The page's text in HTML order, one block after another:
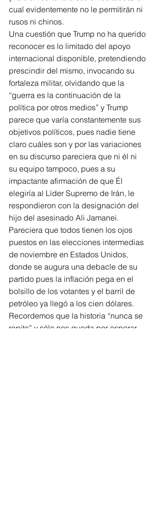
cual evidentemente no le permitirán ni
rusos ni chinos.
Una cuestión que Trump no ha querido
reconocer es lo limitado del apoyo
internacional disponible, pretendiendo
prescindir del mismo, invocando su
fortaleza militar, olvidando que la
“guerra es la continuación de la
política por otros medios” y Trump
parece que varía constantemente sus
objetivos políticos, pues nadie tiene
claro cuáles son y por las variaciones
en su discurso pareciera que ni él ni
su equipo tampoco, pues a su
impactante afirmación de que Él
elegiría al Líder Supremo de Irán, le
respondieron con la designación del
hijo del asesinado Ali Jamanei.
Pareciera que todos tienen los ojos
puestos en las elecciones intermedias
de noviembre en Estados Unidos,
donde se augura una debacle de su
partido pues la inflación pega en el
bolsillo de los votantes y el barril de
petróleo ya llegó a los cien dólares.
Recordemos que la historia “nunca se
repite” y sólo nos queda por esperar